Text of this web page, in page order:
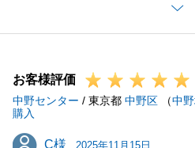
ありがとうございました。
私の配慮が足りず、ご希望に
今後、不動産に関してお困り
ら、お気軽にお申し付けくだ
今後とも、何卒宜しくお願い
お客様評価
中野センター / 東京都 中野区 （中
購入
C様
C様 2025年11月15日